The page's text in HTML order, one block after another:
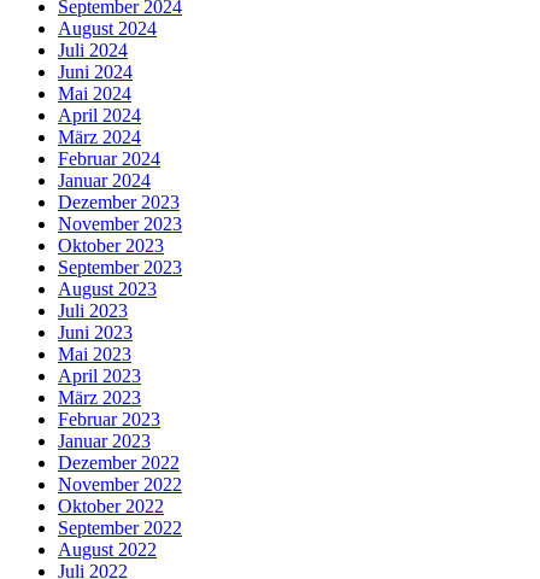
September 2024
August 2024
Juli 2024
Juni 2024
Mai 2024
April 2024
März 2024
Februar 2024
Januar 2024
Dezember 2023
November 2023
Oktober 2023
September 2023
August 2023
Juli 2023
Juni 2023
Mai 2023
April 2023
März 2023
Februar 2023
Januar 2023
Dezember 2022
November 2022
Oktober 2022
September 2022
August 2022
Juli 2022